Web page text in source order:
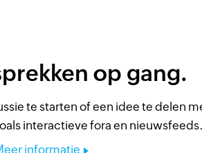
op gang.
te starten of een idee te delen
interactieve fora en nieuwsfeeds.
informatie